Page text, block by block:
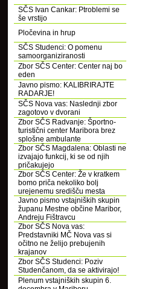
SČS Ivan Cankar: Ptroblemi se
še vrstijo
Pločevina in hrup
SČS Studenci: O pomenu
samoorganiziranosti
Zbor SČS Center: Center naj bo
eden
Javno pismo: KALIBRIRAJTE
RADARJE!
SČS Nova vas: Naslednji zbor
zagotovo v dvorani
Zbor SČS Radvanje: Športno-
turistični center Maribora brez
splošne ambulante
Zbor SČS Magdalena: Oblasti ne
izvajajo funkcij, ki se od njih
pričakujejo
Zbor SČS Center: Že v kratkem
bomo priča nekoliko bolj
urejenemu središču mesta
Javno pismo vstajniških skupin
županu Mestne občine Maribor,
Andreju Fištravcu
Zbor SČS Nova vas:
Predstavniki MČ Nova vas si
očitno ne želijo prebujenih
krajanov
Zbor SČS Studenci: Poziv
Studenčanom, da se aktivirajo!
Plenum vstajniških skupin 6.